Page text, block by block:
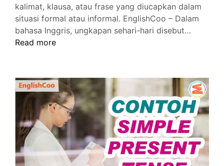
kalimat, klausa, atau frase yang diucapkan dalam
situasi formal atau informal. EnglishCoo – Dalam
bahasa Inggris, ungkapan sehari-hari disebut…
Bahasa
Inggris
dan
Artinya
Read more